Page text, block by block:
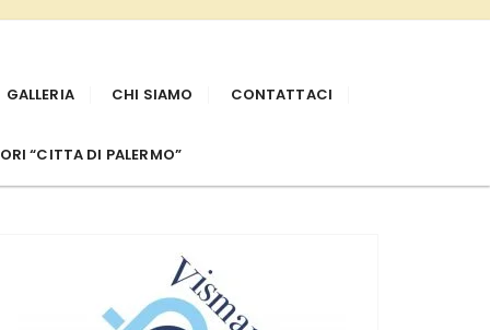
GALLERIA CHI SIAMO CONTATTACI
“CITTA DI PALERMO”